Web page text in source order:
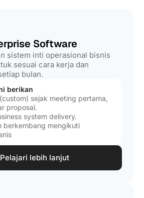
Software
sistem inti operasional bisnis
sesuai cara kerja dan
bulan.
berikan
sejak meeting pertama,
proposal.
system delivery.
berkembang mengikuti
Pelajari lebih lanjut